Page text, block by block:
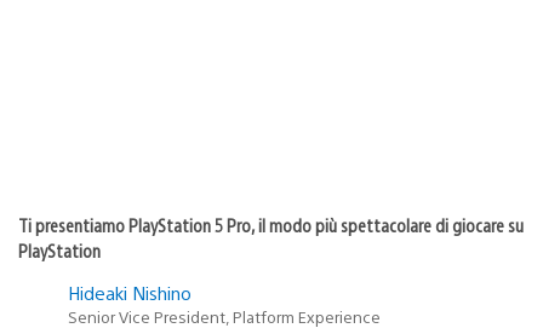
Ti presentiamo PlayStation 5 Pro, il modo più spettacolare di giocare su
PlayStation
Hideaki Nishino
Senior Vice President, Platform Experience